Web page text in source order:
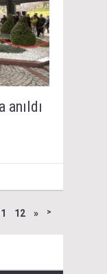
anıldı
12 » ˃